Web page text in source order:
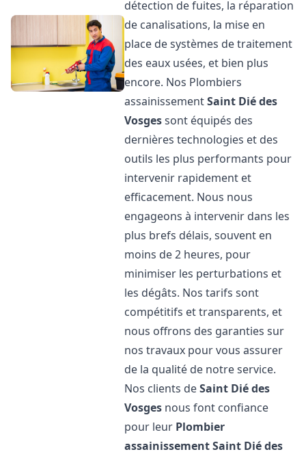
détection de fuites, la réparation
de canalisations, la mise en
place de systèmes de traitement
des eaux usées, et bien plus
encore. Nos Plombiers
assainissementSaint Dié des
Vosgessont équipés des
dernières technologies et des
outils les plus performants pour
intervenir rapidement et
efficacement. Nous nous
engageons à intervenir dans les
plus brefs délais, souvent en
moins de 2 heures, pour
minimiser les perturbations et
les dégâts. Nos tarifs sont
compétitifs et transparents, et
nous offrons des garanties sur
nos travaux pour vous assurer
de la qualité de notre service.
Nos clients deSaint Dié des
Vosges nous font confiance
pour leur Plombier
assainissementSaint Dié des